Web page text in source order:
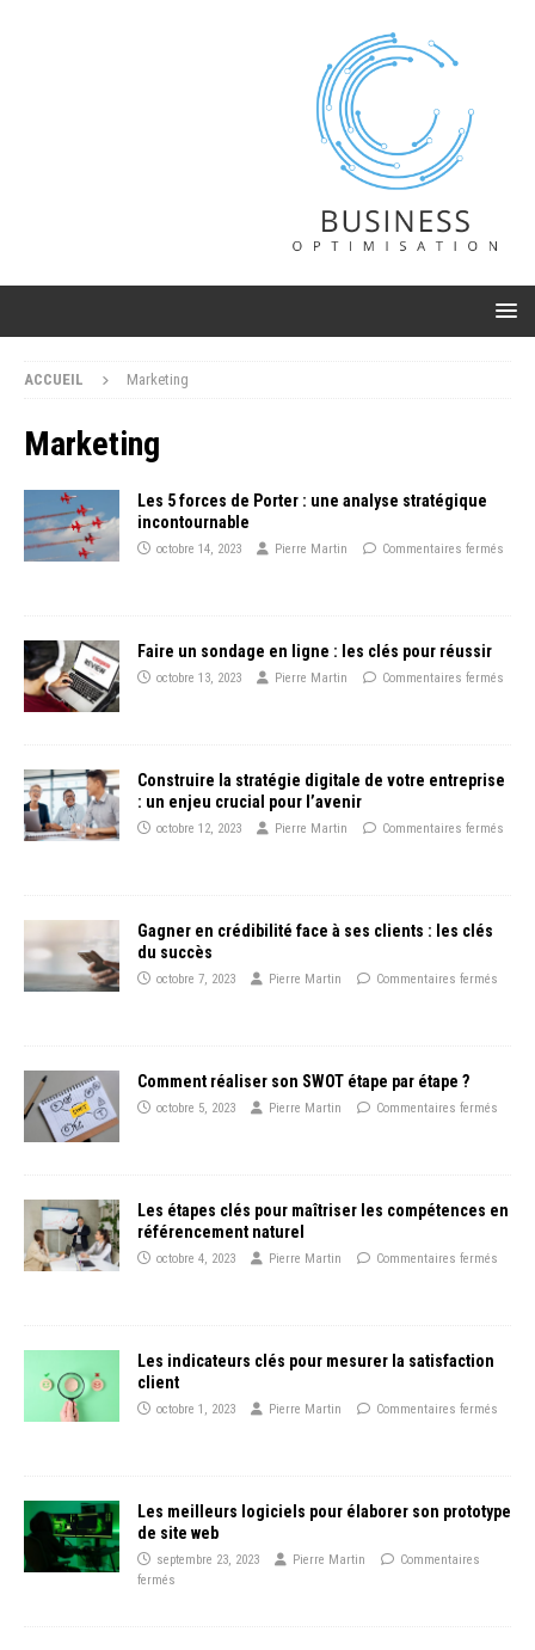
ACCUEIL Marketing
Marketing
Les 5 forces de Porter : une analyse stratégique
incontournable
octobre 14, 2023 Pierre Martin Commentaires fermés
Faire un sondage en ligne : les clés pour réussir
octobre 13, 2023 Pierre Martin Commentaires fermés
Construire la stratégie digitale de votre entreprise
: un enjeu crucial pour l’avenir
octobre 12, 2023 Pierre Martin Commentaires fermés
Gagner en crédibilité face à ses clients : les clés
du succès
octobre 7, 2023 Pierre Martin Commentaires fermés
Comment réaliser son SWOT étape par étape ?
octobre 5, 2023 Pierre Martin Commentaires fermés
Les étapes clés pour maîtriser les compétences en
référencement naturel
octobre 4, 2023 Pierre Martin Commentaires fermés
Les indicateurs clés pour mesurer la satisfaction
client
octobre 1, 2023 Pierre Martin Commentaires fermés
Les meilleurs logiciels pour élaborer son prototype
de site web
septembre 23, 2023 Pierre Martin
Commentaires
fermés